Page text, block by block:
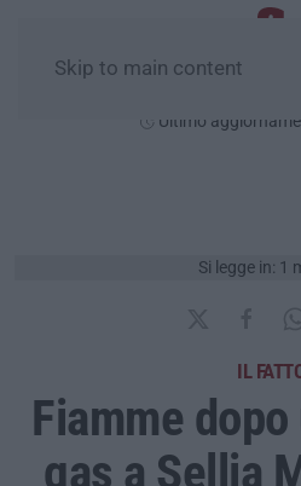
Skip to main content
Ultimo
Si legge in: 1
IL
Fiamme
gas a Sellia